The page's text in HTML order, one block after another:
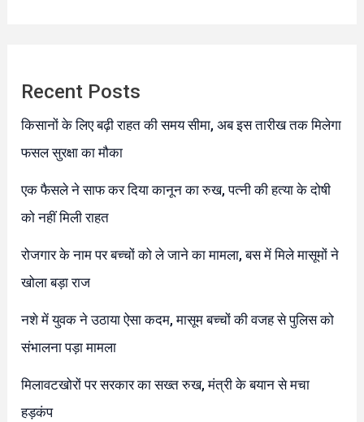
Recent Posts
किसानों के लिए बढ़ी राहत की समय सीमा, अब इस तारीख तक मिलेगा
फसल सुरक्षा का मौका
एक फैसले ने साफ कर दिया कानून का रुख, पत्नी की हत्या के दोषी
को नहीं मिली राहत
रोजगार के नाम पर बच्चों को ले जाने का मामला, बस में मिले मासूमों ने
खोला बड़ा राज
नशे में युवक ने उठाया ऐसा कदम, मासूम बच्चों की वजह से पुलिस को
संभालना पड़ा मामला
मिलावटखोरों पर सरकार का सख्त रुख, मंत्री के बयान से मचा
हड़कंप